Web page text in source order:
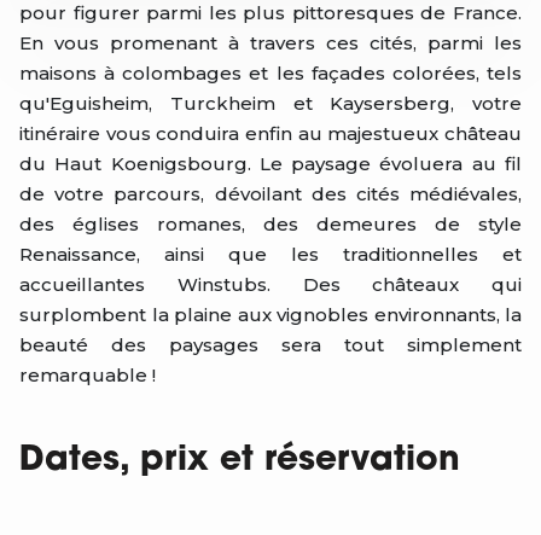
pour figurer parmi les plus pittoresques de France.
En vous promenant à travers ces cités, parmi les
maisons à colombages et les façades colorées, tels
qu'Eguisheim, Turckheim et Kaysersberg, votre
itinéraire vous conduira enfin au majestueux château
du Haut Koenigsbourg. Le paysage évoluera au fil
de votre parcours, dévoilant des cités médiévales,
des églises romanes, des demeures de style
Renaissance, ainsi que les traditionnelles et
accueillantes Winstubs. Des châteaux qui
surplombent la plaine aux vignobles environnants, la
beauté des paysages sera tout simplement
remarquable !
Dates, prix et réservation